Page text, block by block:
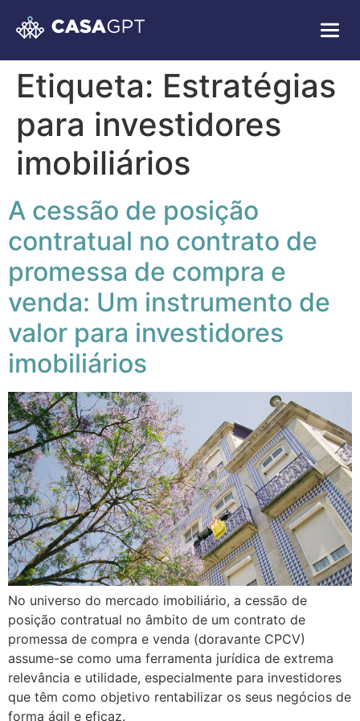
Etiqueta: Estratégias
para investidores
imobiliários
A cessão de posição
contratual no contrato de
promessa de compra e
venda: Um instrumento de
valor para investidores
imobiliários
No universo do mercado imobiliário, a cessão de
posição contratual no âmbito de um contrato de
promessa de compra e venda (doravante CPCV)
assume-se como uma ferramenta jurídica de extrema
relevância e utilidade, especialmente para investidores
que têm como objetivo rentabilizar os seus negócios de
forma ágil e eficaz.